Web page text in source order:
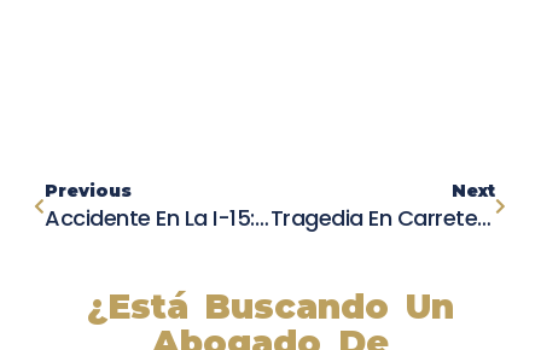
Previous
Accidente En La I-15: Genera Caos Vial Y Heridos Graves
Next
Tragedia En Carretera 99: Dos Jóvenes Pierden La Vida En Terrible Choque
¿Está Buscando Un